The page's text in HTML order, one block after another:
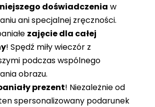
doświadczenia w
ani specjalnej zręczności.
zajęcie dla całej
! Spędź miły wieczór z
podczas wspólnego
obrazu.
prezent! Niezależnie od
spersonalizowany podarunek